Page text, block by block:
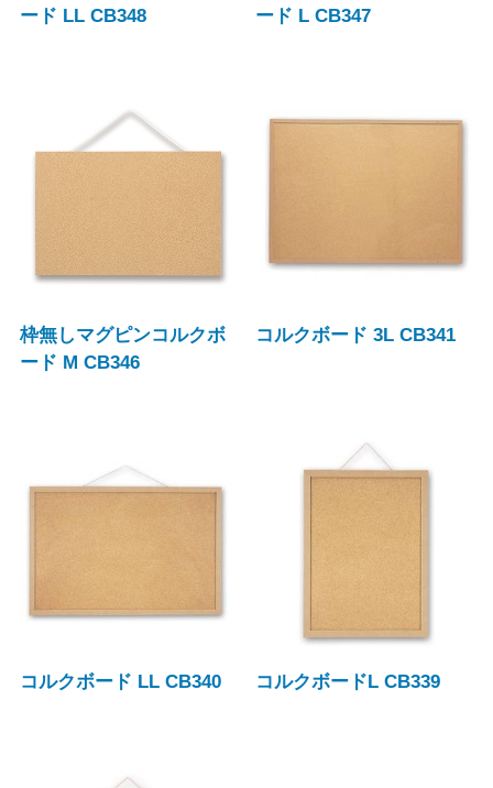
ード LL CB348
ード L CB347
枠無しマグピンコルクボ
ード M CB346
コルクボード 3L CB341
コルクボード LL CB340 コルクボードL CB339